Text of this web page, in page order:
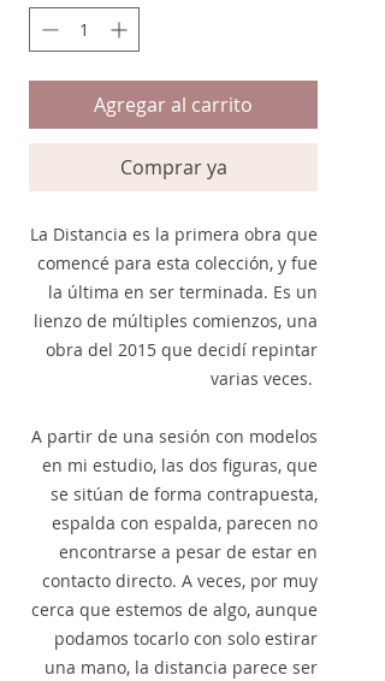
Agregar al carrito
Comprar ya
La Distancia es la primera obra que
comencé para esta colección, y fue
la última en ser terminada. Es un
lienzo de múltiples comienzos, una
obra del 2015 que decidí repintar
varias veces.
A partir de una sesión con modelos
en mi estudio, las dos figuras, que
se sitúan de forma contrapuesta,
espalda con espalda, parecen no
encontrarse a pesar de estar en
contacto directo. A veces, por muy
cerca que estemos de algo, aunque
podamos tocarlo con solo estirar
una mano, la distancia parece ser